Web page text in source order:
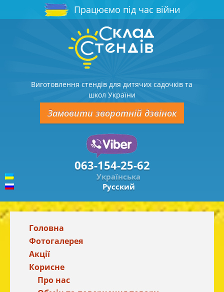
Працюємо під час війни
Виготовлення стендів для дитячих садочків та
школ України
Замовити зворотній дзвінок
063-154-25-62
Українська
Русский
Головна
Фотогалерея
Акції
Корисне
Про нас